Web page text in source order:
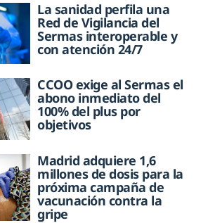
La sanidad perfila una
Red de Vigilancia del
Sermas interoperable y
con atención 24/7
CCOO exige al Sermas el
abono inmediato del
100% del plus por
objetivos
Madrid adquiere 1,6
millones de dosis para la
próxima campaña de
vacunación contra la
gripe